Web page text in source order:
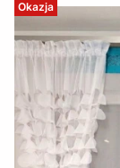
Okazja